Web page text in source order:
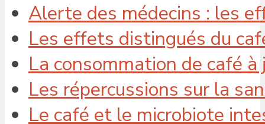
Alerte des médecins : les
Les effets distingués du
La consommation de café
Les répercussions sur la
Le café et le microbiote